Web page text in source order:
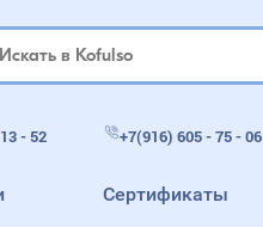
- 52 +7(916) 605 - 75 - 06
Сертификаты